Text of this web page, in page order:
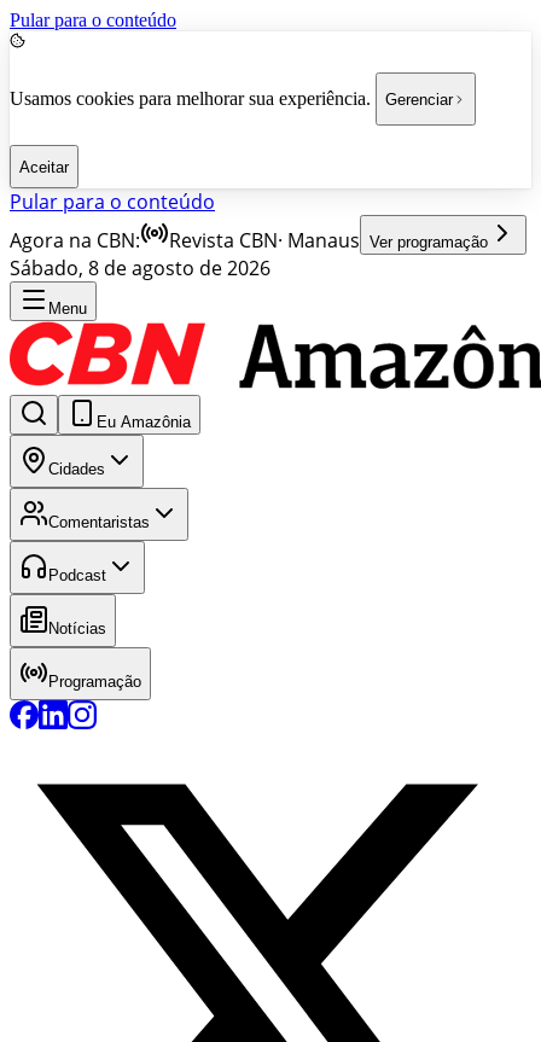
Pular para o conteúdo
Usamos cookies para melhorar sua experiência. Gerenciar
Aceitar
Pular para o conteúdo
Agora na CBN:
Revista CBN· Manaus Ver programação
Sábado, 8 de agosto de 2026
Menu
Eu Amazônia
Cidades
Comentaristas
Podcast
Notícias
Programação